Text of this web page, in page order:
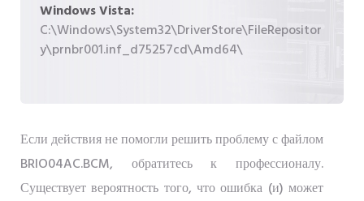
Windows Vista:
C:\Windows\System32\DriverStore\FileRepositor
y\prnbr001.inf_d75257cd\Amd64\
Если действия не помогли решить проблему с файлом
BRIO04AC.BCM, обратитесь к профессионалу.
Существует вероятность того, что ошибка (и) может